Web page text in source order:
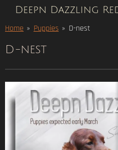
naar
de
Deepn Dazzling
Home » Puppies » D-nest
D-nest